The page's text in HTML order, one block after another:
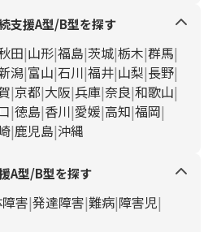
支援A型/B型を探す
田 山形 福島 茨城 栃木 群馬
潟 富山 石川 福井 山梨 長野
京都 大阪 兵庫 奈良 和歌山
徳島 香川 愛媛 高知 福岡
鹿児島 沖縄
A型/B型を探す
害 発達障害 難病 障害児